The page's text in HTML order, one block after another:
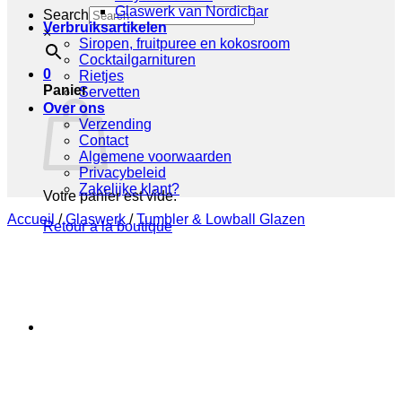
Search
×
0
Panier
Votre panier est vide.
Retour à la boutique
Glaswerk van Nordicbar
Verbruiksartikelen
Siropen, fruitpuree en kokosroom
Cocktailgarnituren
Rietjes
Servetten
Over ons
Verzending
Contact
Algemene voorwaarden
Privacybeleid
Zakelijke klant?
Accueil / Glaswerk / Tumbler & Lowball Glazen